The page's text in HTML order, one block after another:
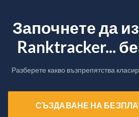
Започнете да
Ranktracker...
Разберете какво възпрепятства
СЪЗДАВАНЕ НА